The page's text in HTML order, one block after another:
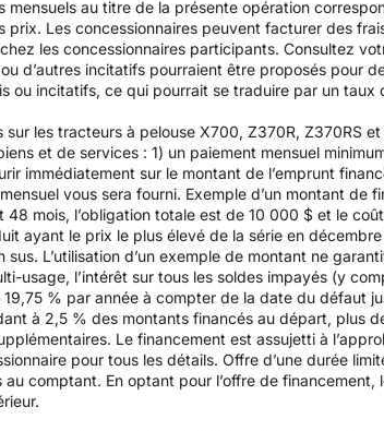
au titre de la présente opération
Les concessionnaires peuvent facturer des
les concessionnaires participants. Consultez
d’autres incitatifs pourraient être proposés pour
incitatifs, ce qui pourrait se traduire par un taux
les tracteurs à pelouse X700, Z370R, Z370RS
et de services : 1) un paiement mensuel
immédiatement sur le montant de l’emprunt
vous sera fourni. Exemple d’un montant de
mois, l’obligation totale est de 10 000 $ et le
ayant le prix le plus élevé de la série en
L’utilisation d’un exemple de montant ne
usage, l’intérêt sur tous les soldes impayés (y
% par année à compter de la date du défaut
à 2,5 % des montants financés au départ, plus
Le financement est assujetti à
pour tous les détails. Offre d’une durée
comptant. En optant pour l’offre de